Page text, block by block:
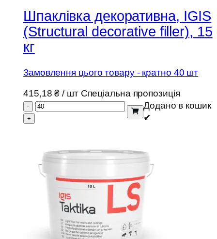
Шпаклівка декоративна, IGIS
(Structural decorative filler), 15
кг
Замовлення цього товару - кратно 40 шт
415,18₴ / шт Спеціальна пропозиція
-
+
Додано в кошик
✔